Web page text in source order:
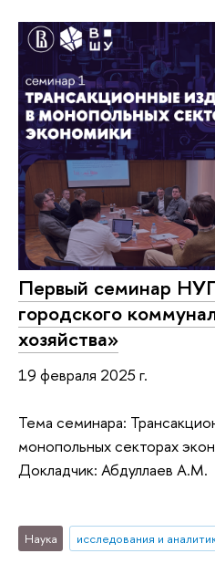
Первый семинар
городского
хозяйства»
19 февраля 2025 г.
Тема семинара:
монопольных секторах
Докладчик: Абдуллаев А.М.
Наука исследования и